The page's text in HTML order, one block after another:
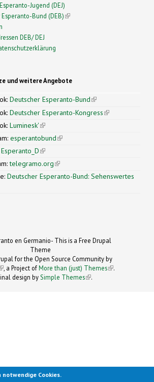
Jugend (DEJ)
Bund (DEB)(link is external)
DEB/ DEJ
und weitere Angebote
Deutscher Esperanto-Bund(link is
external)
Deutscher Esperanto-Kongress(link is
Luminesk'(link is external)
esperantobund(link is external)
Esperanto_D(link is external)
telegramo.org(link is external)
Deutscher Esperanto-Bund: Sehenswertes
en Germanio- This is a Free Drupal
Theme
for the Open Source Community by
is external)
, a Project ofMore than (just) Themes (link is
.
design by Simple Themes
(link is
.
Cookies.